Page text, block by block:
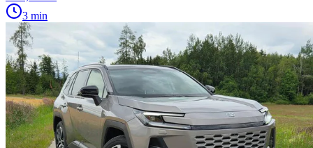
3 min